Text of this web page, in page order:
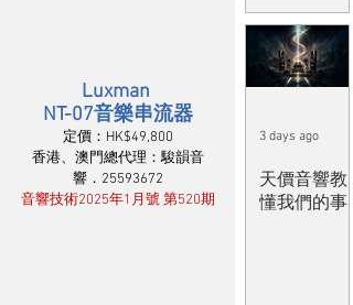
Luxman
NT-07音樂串流器
定價：HK$49,800
香港、澳門總代理：駿韻音
響．25593672
音響技術2025年1月號 第520期
天價音響教
懂我們的事
3 days ago